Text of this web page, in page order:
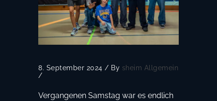
8. September 2024 / By sheim Allgemein
/
Vergangenen Samstag war es endlich